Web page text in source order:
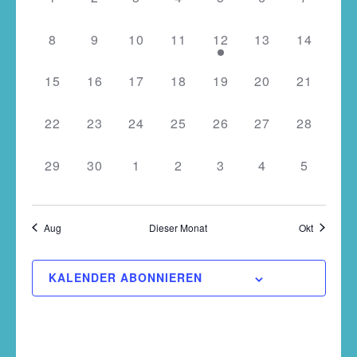
Veranstaltungen
0
8
0
9
0
Veranstaltungen,
10
0
Veranstaltungen,
11
1
Veranstaltung,
12
0
13
0
14
0
15
0
16
0
17
0
18
0
19
0
20
0
21
0
22
0
23
0
24
0
25
0
26
0
27
0
28
0
29
0
30
0
1
0
2
0
3
0
4
0
5
Aug Dieser Monat Okt
KALENDER ABONNIEREN